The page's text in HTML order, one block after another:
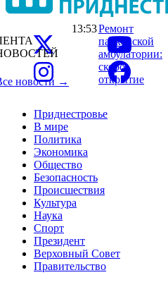
Приднестровье
В мире
Политика
Экономика
Общество
Безопасность
Происшествия
Культура
Наука
Спорт
Президент
Верховный Совет
Правительство
новости →
13:53Ремонт
парканской
амбулатории:
скоро
открытие